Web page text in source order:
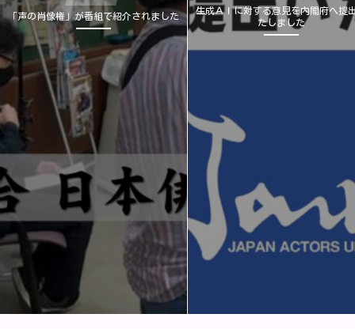
「声の肖像権」が番組で紹介されました
生成ＡＩに対する意見を内閣府へ提
たしました